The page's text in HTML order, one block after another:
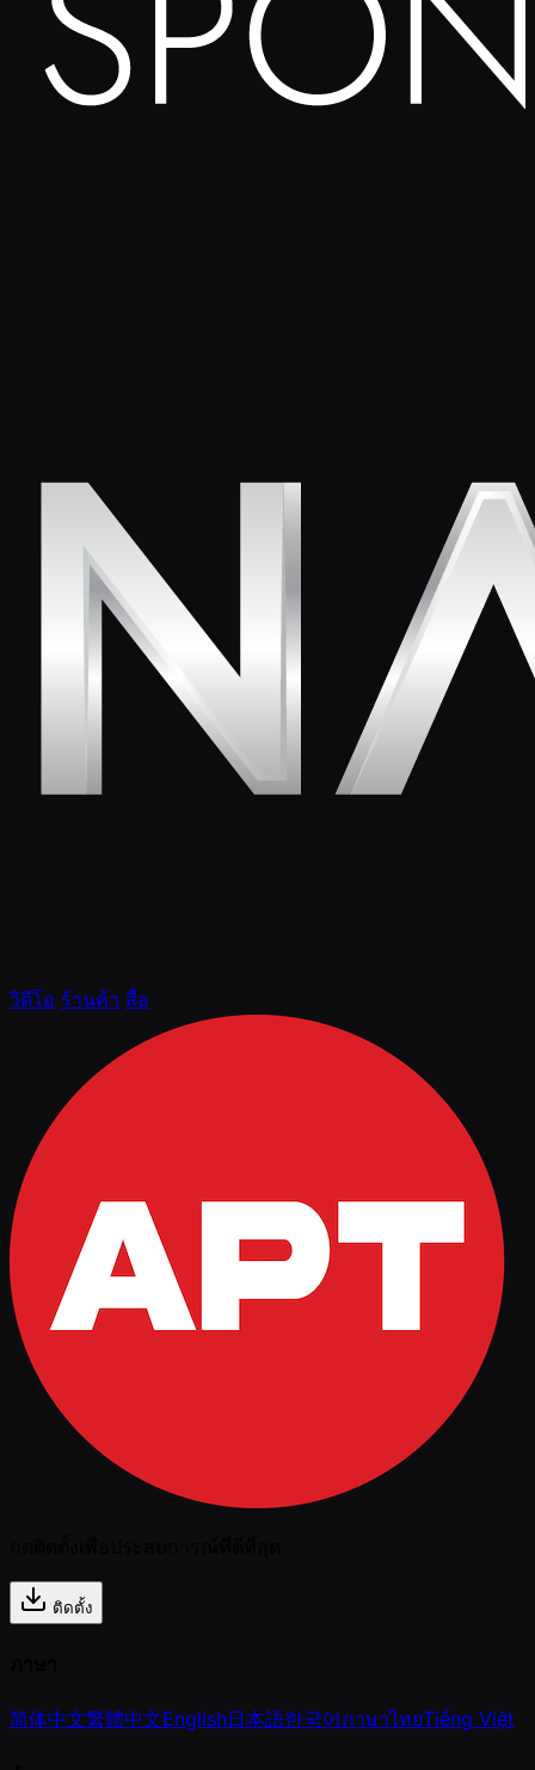
วิดีโอ ร้านค้า สื่อ
ติดตั้ง
简体中文繁體中文English日本語한국어ภาษาไทยTiếng Việt